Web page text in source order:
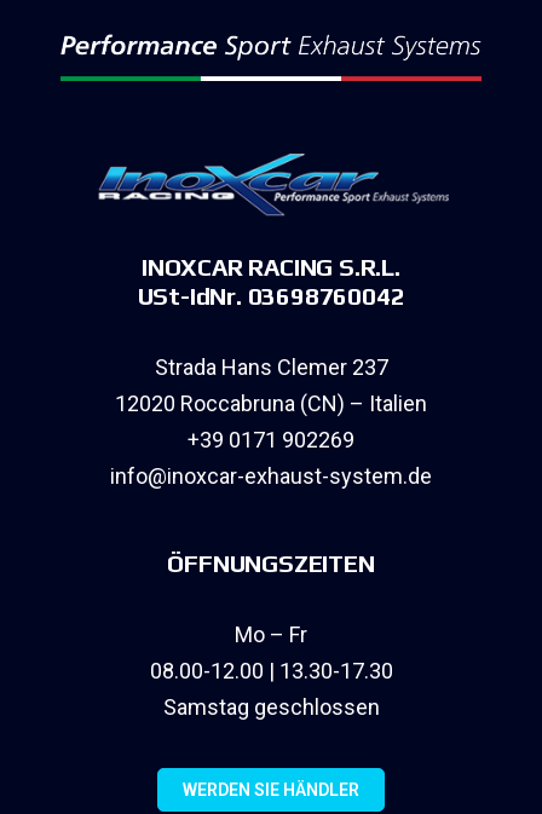
INOXCAR RACING S.R.L.
USt-IdNr. 03698760042
Strada Hans Clemer 237
12020 Roccabruna (CN) – Italien
+39 0171 902269
info@inoxcar-exhaust-system.de
ÖFFNUNGSZEITEN
Mo – Fr
08.00-12.00 | 13.30-17.30
Samstag geschlossen
WERDEN SIE HÄNDLER